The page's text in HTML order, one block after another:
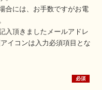
合には、お手数ですがお電
入頂きましたメールアドレ
イコンは入力必須項目とな